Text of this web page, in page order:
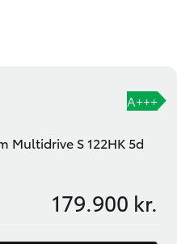
Multidrive S 122HK 5d
A+++
179.900 kr.